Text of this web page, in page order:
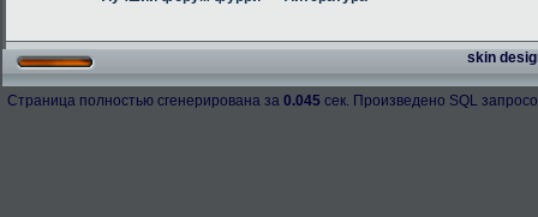
skin
Страница полностью сгенерирована за 0.045 сек. Произведено SQL